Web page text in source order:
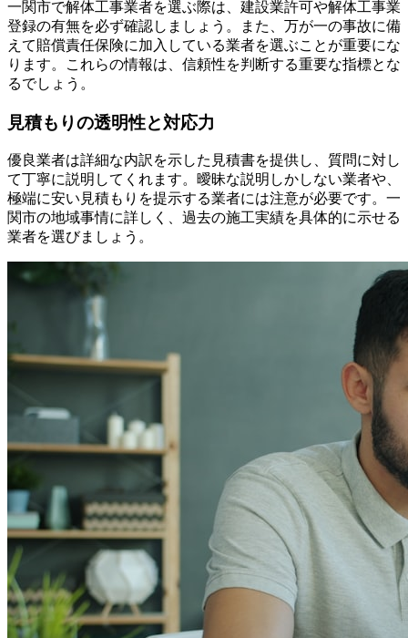
一関市で解体工事業者を選ぶ際は、建設業許可や解体工事業
登録の有無を必ず確認しましょう。また、万が一の事故に備
えて賠償責任保険に加入している業者を選ぶことが重要にな
ります。これらの情報は、信頼性を判断する重要な指標とな
るでしょう。
見積もりの透明性と対応力
優良業者は詳細な内訳を示した見積書を提供し、質問に対し
て丁寧に説明してくれます。曖昧な説明しかしない業者や、
極端に安い見積もりを提示する業者には注意が必要です。一
関市の地域事情に詳しく、過去の施工実績を具体的に示せる
業者を選びましょう。